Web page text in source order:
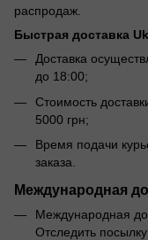
распродаж.
Быстрая доставка
Доставка
до 18:00;
Стоимость
5000 грн;
Время подачи
заказа.
Международная
Международная
Отследить